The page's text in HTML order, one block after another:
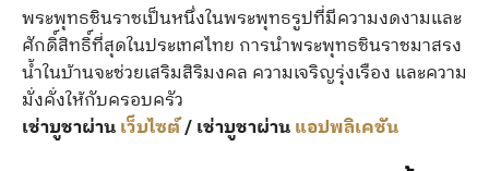
พระพุทธชินราชเป็นหนึ่งในพระพุทธรูปที่มีความงดงามและ
ศักดิ์สิทธิ์ที่สุดในประเทศไทย การนำพระพุทธชินราชมาสรง
น้ำในบ้านจะช่วยเสริมสิริมงคล ความเจริญรุ่งเรือง และความ
มั่งคั่งให้กับครอบครัว
เช่าบูชาผ่านเว็บไซต์/ เช่าบูชาผ่านแอปพลิเคชัน